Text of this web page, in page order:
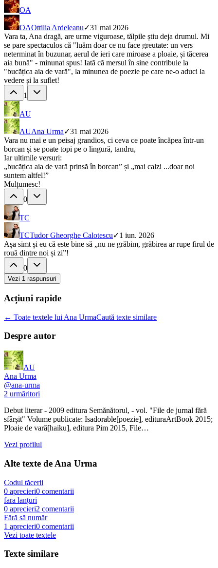
OA
OAOttilia Ardeleanu✓31 mai 2026
Vara ta, Ana dragă, are urme viguroase, tălpile știu deja drumul. Mi
se pare spectaculos că "luăm doar ce nu face greutate: un vers
neterminat în buzunar, aerul de ieri care miroase a ploaie, și tăcerea
aia bună" - minunat spus! Iată că mersul în sine contribuie la
"bucățica aia de vară", la minunea de poezie pe care ne-o aduci la
vedere și la suflet!
1
AU
AUAna Urma✓31 mai 2026
Vara nu mai e un peisaj grandios, ci ceva ce poate încăpea într-un
borcan și se poate topi pe o lingură, tandru,
Iar ultimile versuri:
„bucățica aia de vară prinsă în borcan” și „mai calzi ...doar noi
suntem altfel!”
Mulțumesc!
0
TC
TCTudor Gheorghe Calotescu✓1 iun. 2026
Așa simt și eu că este bine să „nu ne grăbim, grăbirea ar rupe firul de
rouă dintre noi și zi”!
0
Vezi 1 raspunsuri
Acțiuni rapide
← Toate textele lui Ana UrmaCaută texte similare
Despre autor
AU
Ana Urma
@ana-urma
2 urmăritori
Debut literar - 2009 editura Semănătorul, - vol. "File de jurnal fără
sfârșit" Volume publicate: Isadorable[poezie], edituraArtBook 2015;
Ploaie de vară[haiku], editura Pim 2015, File…
Vezi profilul
Alte texte de Ana Urma
Codul tăcerii
0 aprecieri0 comentarii
fara lanțuri
0 aprecieri2 comentarii
Fără să număr
1 aprecieri0 comentarii
Vezi toate textele
Texte similare